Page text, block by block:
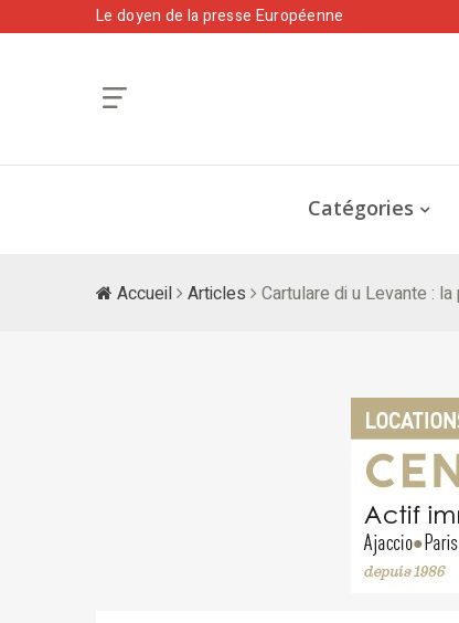
Le doyen de la presse Européenne
Catégories
Accueil Articles Cartulare di u Levante :